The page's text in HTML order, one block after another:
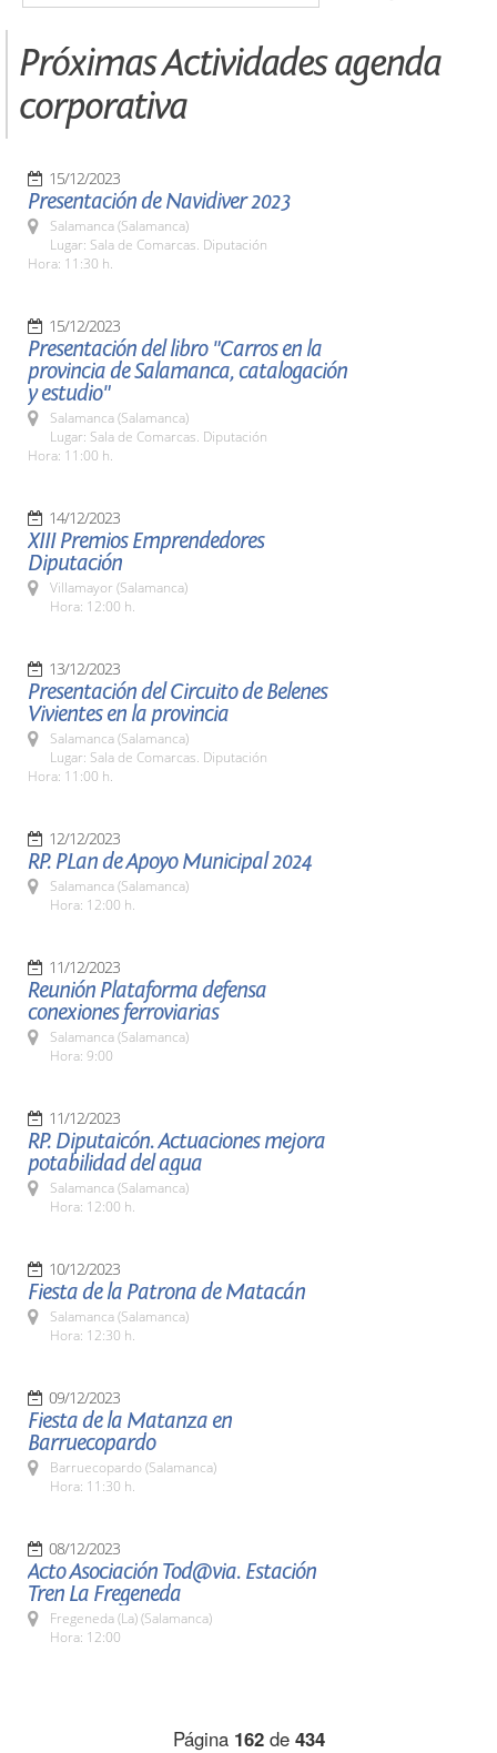
Próximas Actividades agenda
corporativa
15/12/2023
Presentación de Navidiver 2023
Salamanca (Salamanca)
Lugar: Sala de Comarcas. Diputación
Hora: 11:30 h.
15/12/2023
Presentación del libro "Carros en la
provincia de Salamanca, catalogación
y estudio"
Salamanca (Salamanca)
Lugar: Sala de Comarcas. Diputación
Hora: 11:00 h.
14/12/2023
XIII Premios Emprendedores
Diputación
Villamayor (Salamanca)
Hora: 12:00 h.
13/12/2023
Presentación del Circuito de Belenes
Vivientes en la provincia
Salamanca (Salamanca)
Lugar: Sala de Comarcas. Diputación
Hora: 11:00 h.
12/12/2023
RP. PLan de Apoyo Municipal 2024
Salamanca (Salamanca)
Hora: 12:00 h.
11/12/2023
Reunión Plataforma defensa
conexiones ferroviarias
Salamanca (Salamanca)
Hora: 9:00
11/12/2023
RP. Diputaicón. Actuaciones mejora
potabilidad del agua
Salamanca (Salamanca)
Hora: 12:00 h.
10/12/2023
Fiesta de la Patrona de Matacán
Salamanca (Salamanca)
Hora: 12:30 h.
09/12/2023
Fiesta de la Matanza en
Barruecopardo
Barruecopardo (Salamanca)
Hora: 11:30 h.
08/12/2023
Acto Asociación Tod@via. Estación
Tren La Fregeneda
Fregeneda (La) (Salamanca)
Hora: 12:00
Página 162de 434